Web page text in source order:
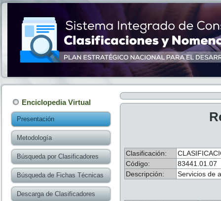
Enciclopedia Virtual
Presentación
Metodología
Búsqueda por Clasificadores
Búsqueda de Fichas Técnicas
Descarga de Clasificadores
Clasificación:
Código:
83441.01.07
Descripción:
Servicios de